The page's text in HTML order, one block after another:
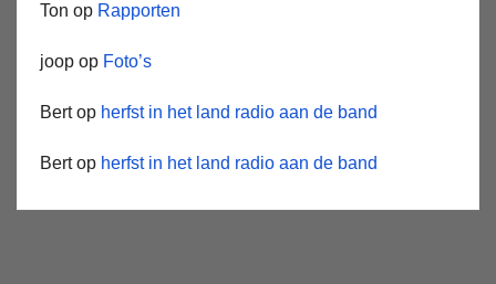
Ton op Rapporten
joop op Foto’s
Bertop herfst in het land radio aan de band
Bertop herfst in het land radio aan de band